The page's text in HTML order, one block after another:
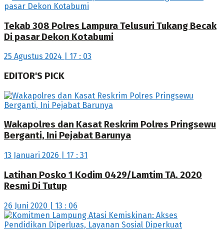
Tekab 308 Polres Lampura Telusuri Tukang Becak
Di pasar Dekon Kotabumi
25 Agustus 2024 | 17 : 03
EDITOR'S PICK
Wakapolres dan Kasat Reskrim Polres Pringsewu
Berganti, Ini Pejabat Barunya
13 Januari 2026 | 17 : 31
Latihan Posko 1 Kodim 0429/Lamtim TA. 2020
Resmi Di Tutup
26 Juni 2020 | 13 : 06